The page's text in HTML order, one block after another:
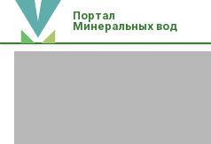
Портал
Минеральных вод